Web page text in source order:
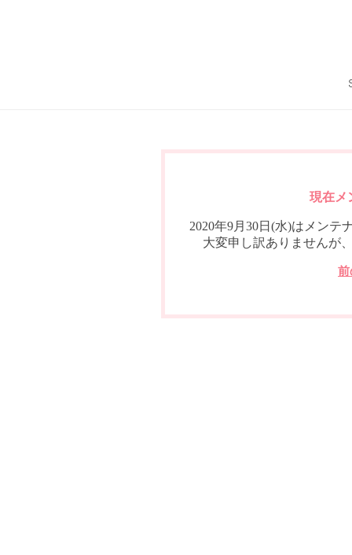
現在メ
2020年9月30日(水)はメンテ
大変申し訳ありませんが
前